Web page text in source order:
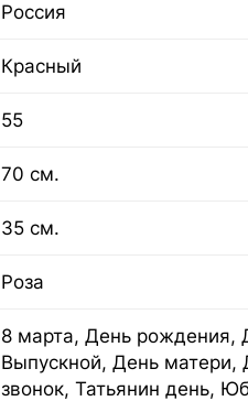
Россия
Красный
55
70 см.
35 см.
Роза
8 марта, День рождения,
Выпускной, День матери,
звонок, Татьянин день,